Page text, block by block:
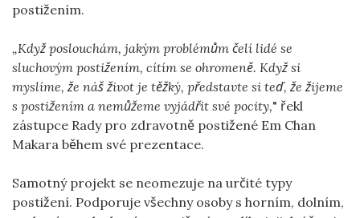
postižením.
„Když poslouchám, jakým problémům čelí lidé se
sluchovým postižením, cítím se ohromeně. Když si
myslíme, že náš život je těžký, představte si teď, že žijeme
s postižením a nemůžeme vyjádřit své pocity," řekl
zástupce Rady pro zdravotně postižené Em Chan
Makara během své prezentace.
Samotný projekt se neomezuje na určité typy
postižení. Podporuje všechny osoby s horním, dolním,